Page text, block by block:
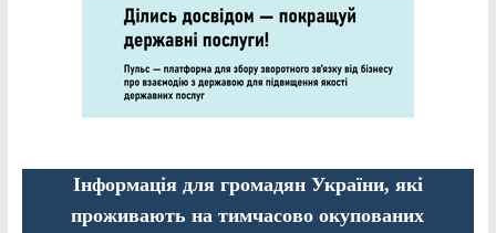
Інформація для громадян України, які
проживають на тимчасово окупованих